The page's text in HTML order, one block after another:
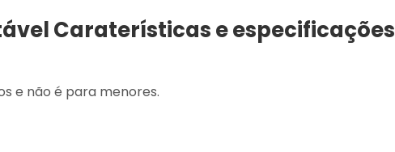
Caraterísticas e especificações
e não é para menores.